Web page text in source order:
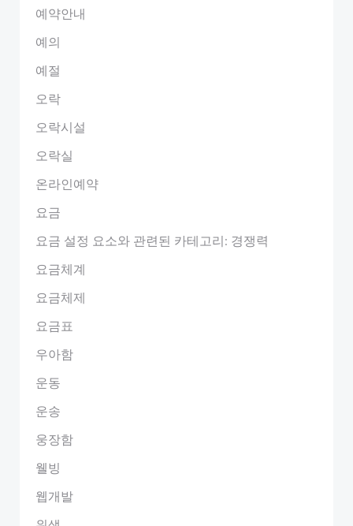
예약안내
예의
예절
오락
오락시설
오락실
온라인예약
요금
요금 설정 요소와 관련된 카테고리: 경쟁력
요금체계
요금체제
요금표
우아함
운동
운송
웅장함
웰빙
웹개발